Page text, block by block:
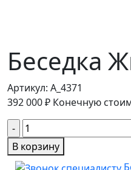
Беседка
Артикул: A_4371
392 000₽ Конечную
Количество
товара
Беседка
В корзину